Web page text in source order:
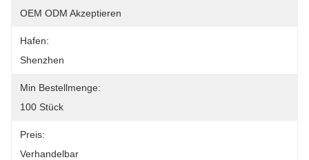
OEM ODM Akzeptieren
Hafen:
Shenzhen
Min Bestellmenge:
100 Stück
Preis:
Verhandelbar